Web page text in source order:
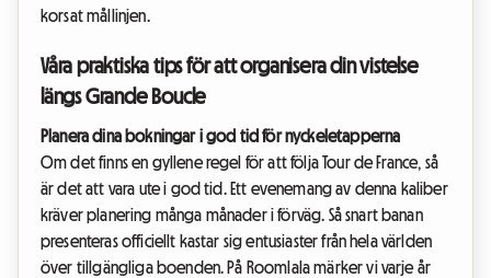
korsat mållinjen.
Våra praktiska tips för att organisera din vistelse
längs Grande Boucle
Planera dina bokningar i god tid för nyckeletapperna
Om det finns en gyllene regel för att följa Tour de France, så
är det att vara ute i god tid. Ett evenemang av denna kaliber
kräver planering många månader i förväg. Så snart banan
presenteras officiellt kastar sig entusiaster från hela världen
över tillgängliga boenden. På Roomlala märker vi varje år